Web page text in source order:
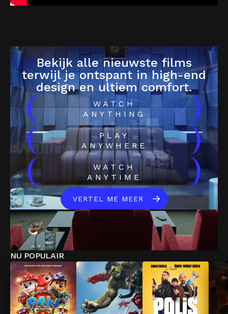
Bekijk alle nieuwste films
terwijl je ontspant in high-end
design en ultiem comfort.
(
WATCH
ANYTHING
)
(
PLAY
ANYWHERE
)
(
WATCH
ANYTIME
)
VERTEL ME MEER
NU POPULAIR